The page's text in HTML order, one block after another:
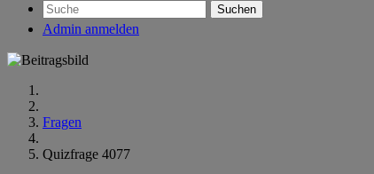
Suchen
Admin anmelden
Fragen
Quizfrage 4077